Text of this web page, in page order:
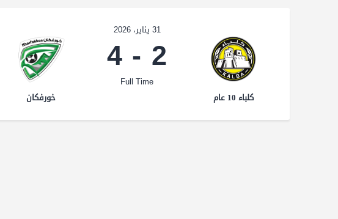
كلباء 10 عام خورفكان
31 يناير، 2026
2
-
4Full Time